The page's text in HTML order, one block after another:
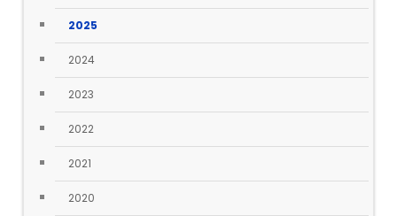
2025
2024
2023
2022
2021
2020